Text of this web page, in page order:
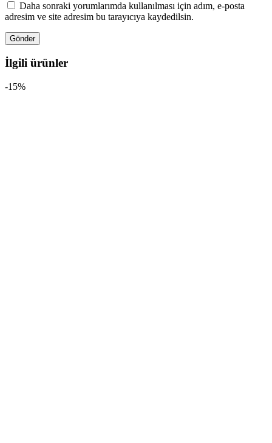
Daha sonraki yorumlarımda kullanılması için adım, e-posta
adresim ve site adresim bu tarayıcıya kaydedilsin.
İlgili ürünler
-15%